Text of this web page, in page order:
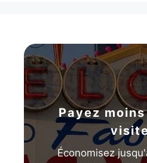
Payez
Économisez